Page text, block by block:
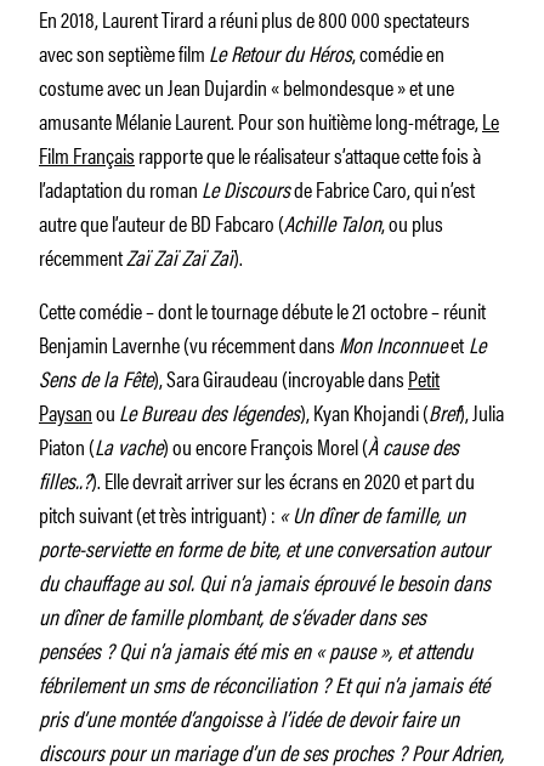
En 2018, Laurent Tirard a réuni plus de 800 000 spectateurs
avec son septième filmLe Retour du Héros, comédie en
costume avec un Jean Dujardin « belmondesque » et une
amusante Mélanie Laurent. Pour son huitième long-métrage,Le
Film Françaisrapporte que le réalisateur s’attaque cette fois à
l’adaptation du romanLe Discoursde Fabrice Caro, qui n’est
autre que l’auteur de BD Fabcaro (Achille Talon, ou plus
récemmentZaï Zaï Zaï Zaï).
Cette comédie – dont le tournage débute le 21 octobre – réunit
Benjamin Lavernhe (vu récemment dansMon InconnueetLe
Sens de la Fête), Sara Giraudeau (incroyable dansPetit
PaysanouLe Bureau des légendes), Kyan Khojandi (Bref), Julia
Piaton (La vache) ou encore François Morel (À cause des
filles..?). Elle devrait arriver sur les écrans en 2020 et part du
pitch suivant (et très intriguant) : « Un dîner de famille, un
porte-serviette en forme de bite, et une conversation autour
du chauffage au sol. Qui n’a jamais éprouvé le besoin dans
un dîner de famille plombant, de s’évader dans ses
pensées ? Qui n’a jamais été mis en « pause », et attendu
fébrilement un sms de réconciliation ? Et qui n’a jamais été
pris d’une montée d’angoisse à l’idée de devoir faire un
discours pour un mariage d’un de ses proches ? Pour Adrien,